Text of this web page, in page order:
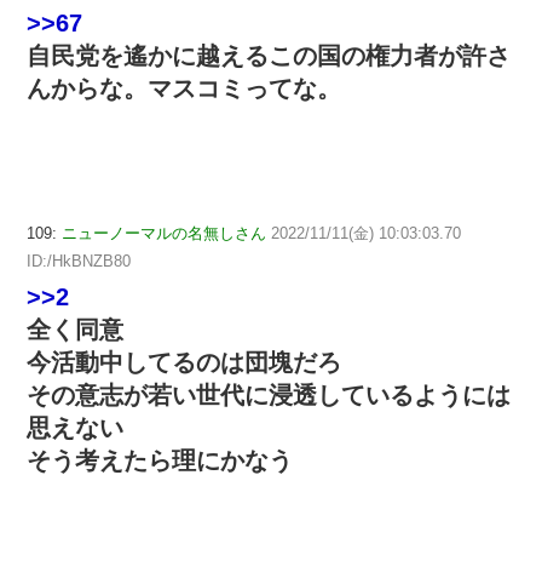
>>67
自民党を遙かに越えるこの国の権力者が許さ
んからな。マスコミってな。
109: ニューノーマルの名無しさん 2022/11/11(金) 10:03:03.70
ID:/HkBNZB80
>>2
全く同意
今活動中してるのは団塊だろ
その意志が若い世代に浸透しているようには
思えない
そう考えたら理にかなう